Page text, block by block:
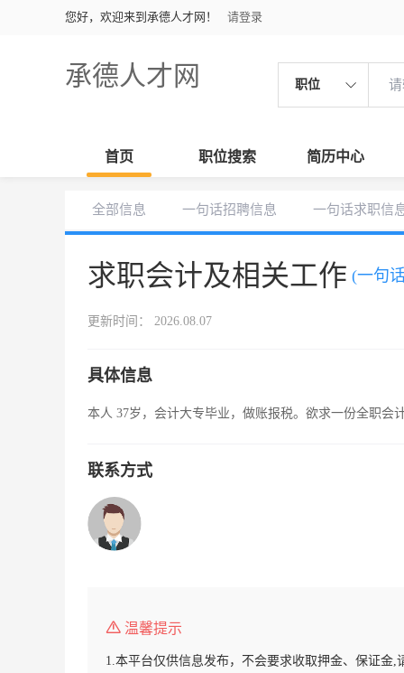
您好，欢迎来到承德人才网！ 请登录
承德人才网 职位
首页 职位搜索 简历中心
全部信息 一句话招聘信息 一句话求职信
求职会计及相关工作 (一句
更新时间： 2026.08.07
具体信息
本人 37岁，会计大专毕业，做账报税。欲求一份全职会
联系方式
温馨提示
1.本平台仅供信息发布，不会要求收取押金、保证金,